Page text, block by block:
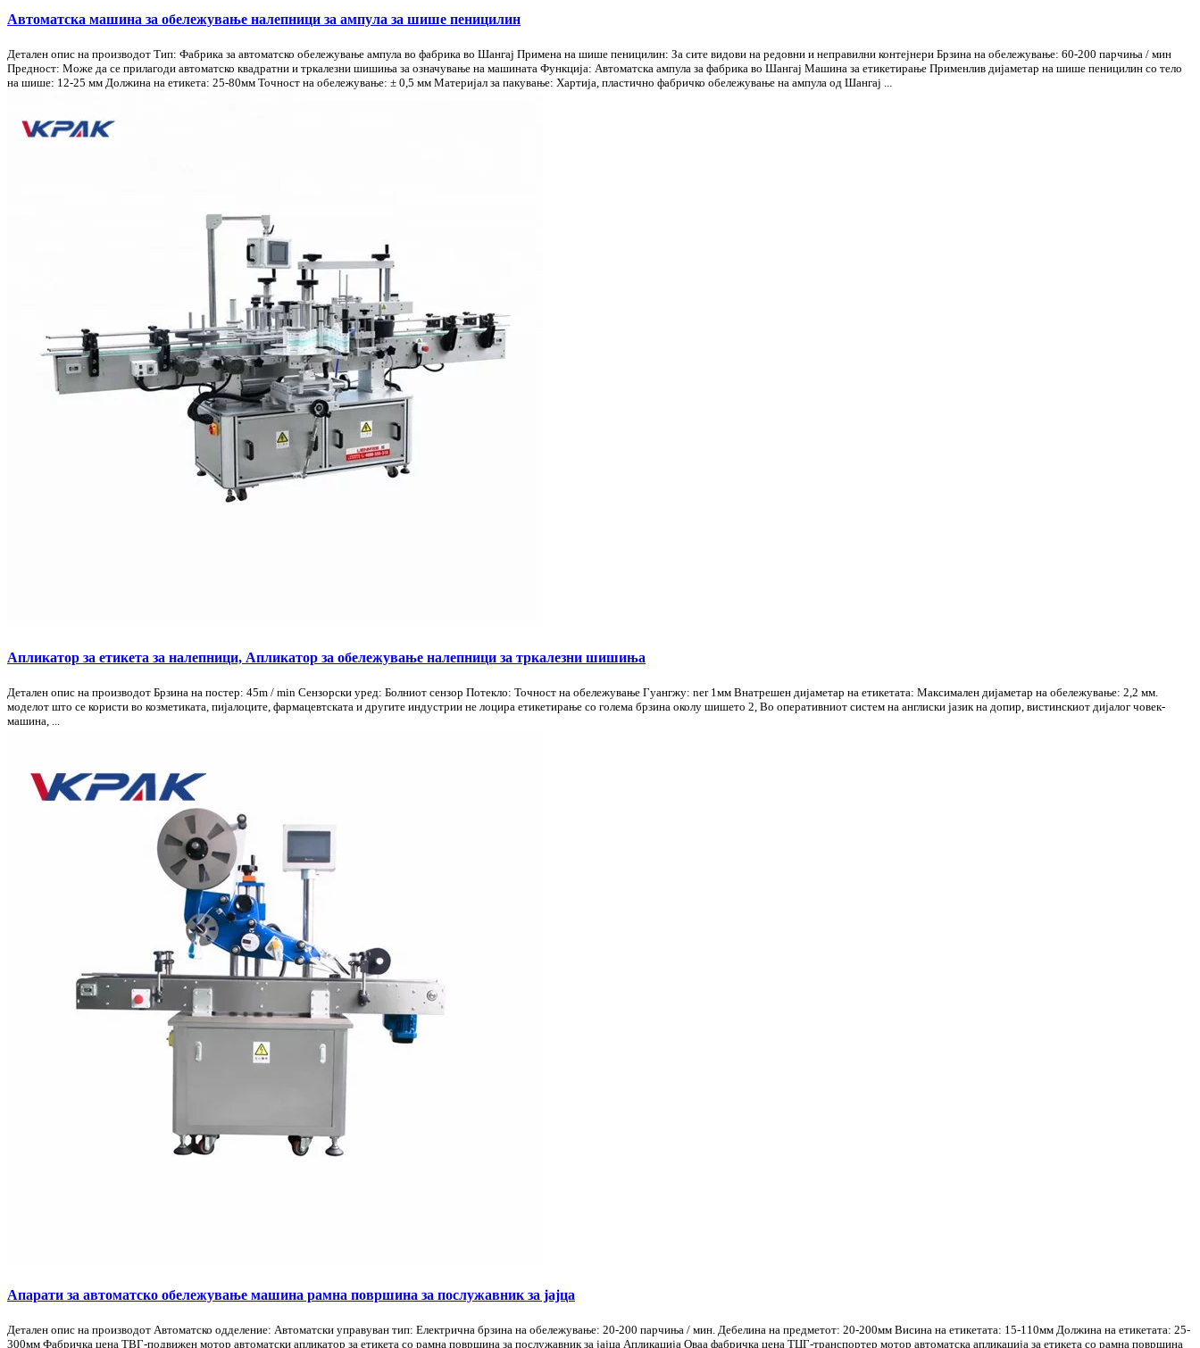
Автоматска машина за обележување налепници за ампула за шише пеницилин
Детален опис на производот Тип: Фабрика за автоматско обележување ампула во фабрика во Шангај Примена на шише пеницилин: За сите видови на редовни и неправилни контејнери Брзина на обележување: 60-200 парчиња / мин
Предност: Може да се прилагоди автоматско квадратни и тркалезни шишиња за означување на машината Функција: Автоматска ампула за фабрика во Шангај Машина за етикетирање Применлив дијаметар на шише пеницилин со тело
на шише: 12-25 мм Должина на етикета: 25-80мм Точност на обележување: ± 0,5 мм Материјал за пакување: Хартија, пластично фабричко обележување на ампула од Шангај ...
Апликатор за етикета за налепници, Апликатор за обележување налепници за тркалезни шишиња
Детален опис на производот Брзина на постер: 45m / min Сензорски уред: Болниот сензор Потекло: Точност на обележување Гуангжу: ner 1мм Внатрешен дијаметар на етикетата: Максимален дијаметар на обележување: 2,2 мм.
моделот што се користи во козметиката, пијалоците, фармацевтската и другите индустрии не лоцира етикетирање со голема брзина околу шишето 2, Во оперативниот систем на англиски јазик на допир, вистинскиот дијалог човек-
машина, ...
Апарати за автоматско обележување машина рамна површина за послужавник за јајца
Детален опис на производот Автоматско одделение: Автоматски управуван тип: Електрична брзина на обележување: 20-200 парчиња / мин. Дебелина на предметот: 20-200мм Висина на етикетата: 15-110мм Должина на етикетата: 25-
300мм Фабричка цена ТВГ-подвижен мотор автоматски апликатор за етикета со рамна површина за послужавник за јајца Апликација Оваа фабричка цена ТЦГ-транспортер мотор автоматска апликација за етикета со рамна површина